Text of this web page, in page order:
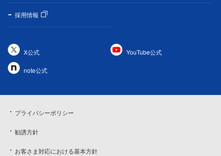
採用情報
X公式 YouTube公式
note公式
プライバシーポリシー
勧誘方針
お客さま対応における基本方針